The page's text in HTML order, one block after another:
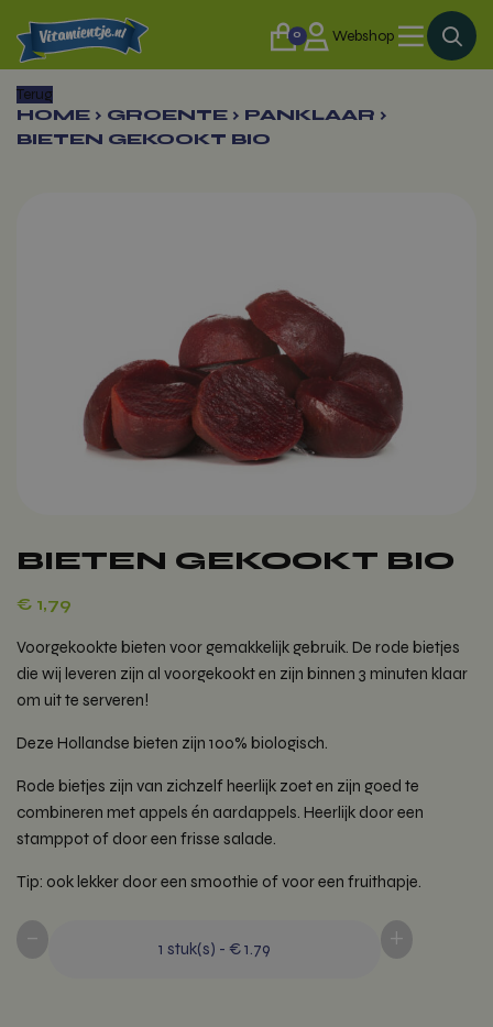
0 Webshop
Terug
HOME › GROENTE › PANKLAAR ›
BIETEN GEKOOKT BIO
BIETEN GEKOOKT BIO
€ 1,79
Voorgekookte bieten voor gemakkelijk gebruik. De rode bietjes
die wij leveren zijn al voorgekookt en zijn binnen 3 minuten klaar
om uit te serveren!
Deze Hollandse bieten zijn 100% biologisch.
Rode bietjes zijn van zichzelf heerlijk zoet en zijn goed te
combineren met appels én aardappels. Heerlijk door een
stamppot of door een frisse salade.
Tip: ook lekker door een smoothie of voor een fruithapje.
- 1 stuk(s) - € 1.79 +